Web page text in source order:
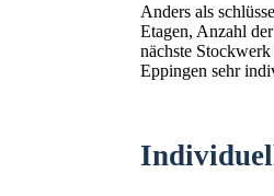
Anders als
Etagen, Anzahl
nächste
Eppingen sehr